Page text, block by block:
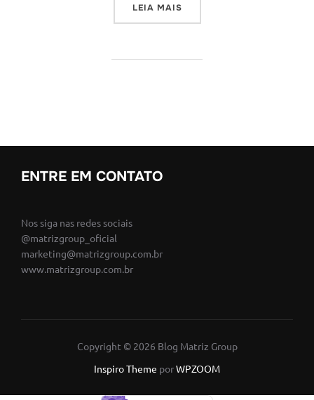
LEIA MAIS“A EVOLUÇÃO DOS
ENTRE EM CONTATO
Nos siga nas redes sociais
@matrizgroup_oficial
marketing@matrizgroup.com.br
www.matrizgroup.com.br
Copyright © 2026 Blog Matriz Group
Inspiro Theme porWPZOOM